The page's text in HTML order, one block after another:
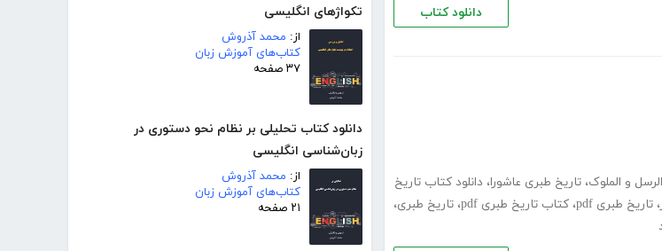
تکواژهای انگلیسی
از: محمد آذروش
کتاب‌های آموزش زبان
۳۷ صفحه
دانلود کتاب تحلیلی بر نظام نحو دستوری در
زبان‌شناسی انگلیسی
از: محمد آذروش
کتاب‌های آموزش زبان
۲۱ صفحه
دانلود کتاب
و الملوک، تاریخ طبری عاشورا، دانلود کتاب تاریخ
، تاریخ طبری pdf ، کتاب تاریخ طبری pdf ، تاریخ طبری،